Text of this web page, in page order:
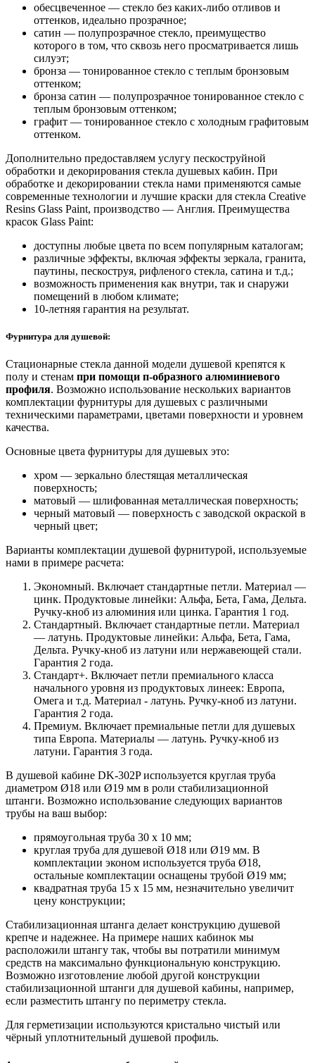
обесцвеченное — стекло без каких-либо отливов и
оттенков, идеально прозрачное;
сатин — полупрозрачное стекло, преимущество
которого в том, что сквозь него просматривается лишь
силуэт;
бронза — тонированное стекло с теплым бронзовым
оттенком;
бронза сатин — полупрозрачное тонированное стекло с
теплым бронзовым оттенком;
графит — тонированное стекло с холодным графитовым
оттенком.
Дополнительно предоставляем услугу пескоструйной
обработки и декорирования стекла душевых кабин. При
обработке и декорировании стекла нами применяются самые
современные технологии и лучшие краски для стекла Creative
Resins Glass Paint, производство — Англия. Преимущества
красок Glass Paint:
доступны любые цвета по всем популярным каталогам;
различные эффекты, включая эффекты зеркала, гранита,
паутины, пескоструя, рифленого стекла, сатина и т.д.;
возможность применения как внутри, так и снаружи
помещений в любом климате;
10-летняя гарантия на результат.
Фурнитура для душевой:
Стационарные стекла данной модели душевой крепятся к
полу и стенам при помощи п-образного алюминиевого
профиля. Возможно использование нескольких вариантов
комплектации фурнитуры для душевых с различными
техническими параметрами, цветами поверхности и уровнем
качества.
Основные цвета фурнитуры для душевых это:
хром — зеркально блестящая металлическая
поверхность;
матовый — шлифованная металлическая поверхность;
черный матовый — поверхность с заводской окраской в
черный цвет;
Варианты комплектации душевой фурнитурой, используемые
нами в примере расчета:
Экономный. Включает стандартные петли. Материал —
цинк. Продуктовые линейки: Альфа, Бета, Гама, Дельта.
Ручку-кноб из алюминия или цинка. Гарантия 1 год.
Стандартный. Включает стандартные петли. Материал
— латунь. Продуктовые линейки: Альфа, Бета, Гама,
Дельта. Ручку-кноб из латуни или нержавеющей стали.
Гарантия 2 года.
Стандарт+. Включает петли премиального класса
начального уровня из продуктовых линеек: Европа,
Омега и т.д. Материал - латунь. Ручку-кноб из латуни.
Гарантия 2 года.
Премиум. Включает премиальные петли для душевых
типа Европа. Материалы — латунь. Ручку-кноб из
латуни. Гарантия 3 года.
В душевой кабине DK-302P используется круглая труба
диаметром Ø18 или Ø19 мм в роли стабилизационной
штанги. Возможно использование следующих вариантов
трубы на ваш выбор:
прямоугольная труба 30 х 10 мм;
круглая труба для душевой Ø18 или Ø19 мм. В
комплектации эконом используется труба Ø18,
остальные комплектации оснащены трубой Ø19 мм;
квадратная труба 15 х 15 мм, незначительно увеличит
цену конструкции;
Стабилизационная штанга делает конструкцию душевой
крепче и надежнее. На примере наших кабинок мы
расположили штангу так, чтобы вы потратили минимум
средств на максимально функциональную конструкцию.
Возможно изготовление любой другой конструкции
стабилизационной штанги для душевой кабины, например,
если разместить штангу по периметру стекла.
Для герметизации используются кристально чистый или
чёрный уплотнительный душевой профиль.